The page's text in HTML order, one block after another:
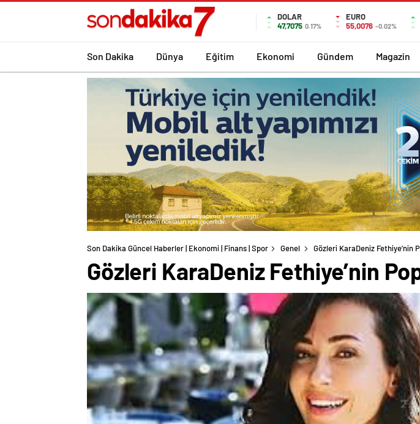
DOLAR
47,7075 0.17%
EURO
55,0076 -0.02%
Son Dakika Dünya Eğitim Ekonomi Gündem Magazin
Son Dakika Güncel Haberler | Ekonomi | Finans | Spor Genel Gözleri KaraDeniz Fethiye’nin
Gözleri KaraDeniz Fethiye’nin